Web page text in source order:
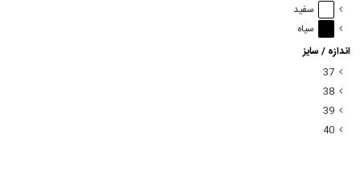
سفید
سیاه
اندازه / سایز
37
38
39
40